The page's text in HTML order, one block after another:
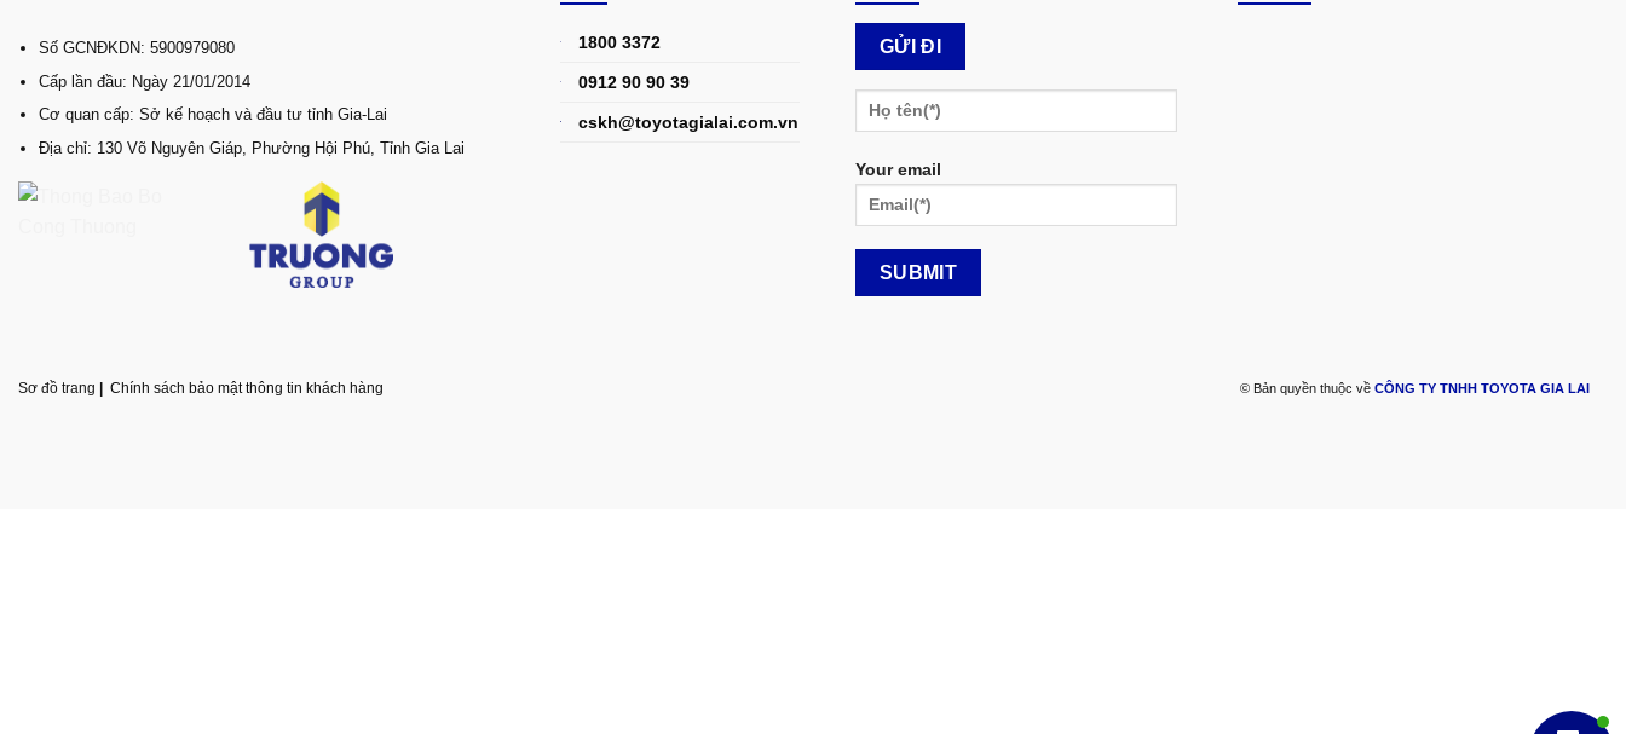
Số GCNĐKDN: 5900979080
Cấp lần đầu: Ngày 21/01/2014
Cơ quan cấp: Sở kế hoạch và đầu tư tỉnh Gia-Lai
Địa chỉ: 130 Võ Nguyên Giáp, Phường Hội Phú, Tỉnh Gia Lai
1800 3372
0912 90 90 39
cskh@toyotagialai.com.vn
Your email
Sơ đồ trang | Chính sách bảo mật thông tin khách hàng © Bản quyền thuộc về CÔNG TY TNHH TOYOTA GIA LAI